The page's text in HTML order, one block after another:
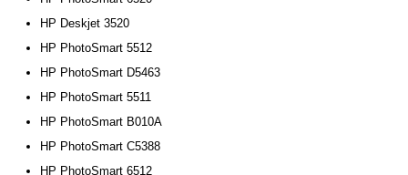
HP Deskjet 3520
HP PhotoSmart 5512
HP PhotoSmart D5463
HP PhotoSmart 5511
HP PhotoSmart B010A
HP PhotoSmart C5388
HP PhotoSmart 6512